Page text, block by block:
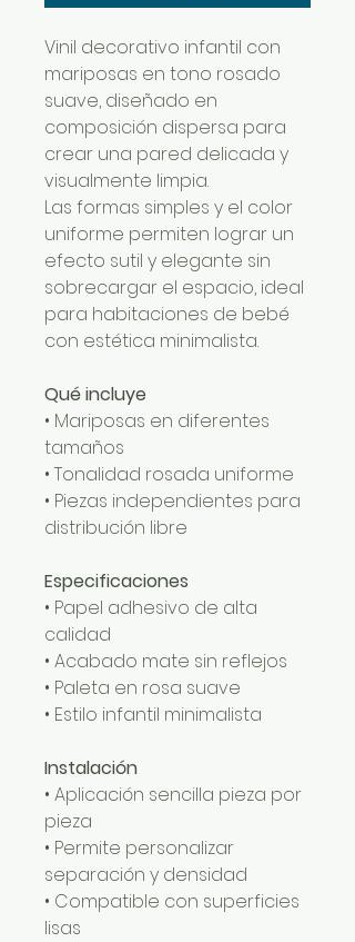
Vinil decorativo infantil con
mariposas en tono rosado
suave, diseñado en
composición dispersa para
crear una pared delicada y
visualmente limpia.
Las formas simples y el color
uniforme permiten lograr un
efecto sutil y elegante sin
sobrecargar el espacio, ideal
para habitaciones de bebé
con estética minimalista.
Qué incluye
• Mariposas en diferentes
tamaños
• Tonalidad rosada uniforme
• Piezas independientes para
distribución libre
Especificaciones
• Papel adhesivo de alta
calidad
• Acabado mate sin reflejos
• Paleta en rosa suave
• Estilo infantil minimalista
Instalación
• Aplicación sencilla pieza por
pieza
• Permite personalizar
separación y densidad
• Compatible con superficies
lisas